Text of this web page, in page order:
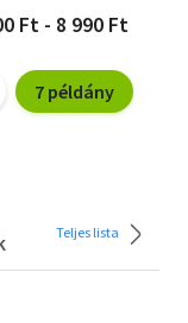
Ft - 8 990 Ft
7 példány
Teljes lista